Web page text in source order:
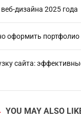
дизайна 2025 года
оформить портфолио
сайта:
YOU MAY ALSO